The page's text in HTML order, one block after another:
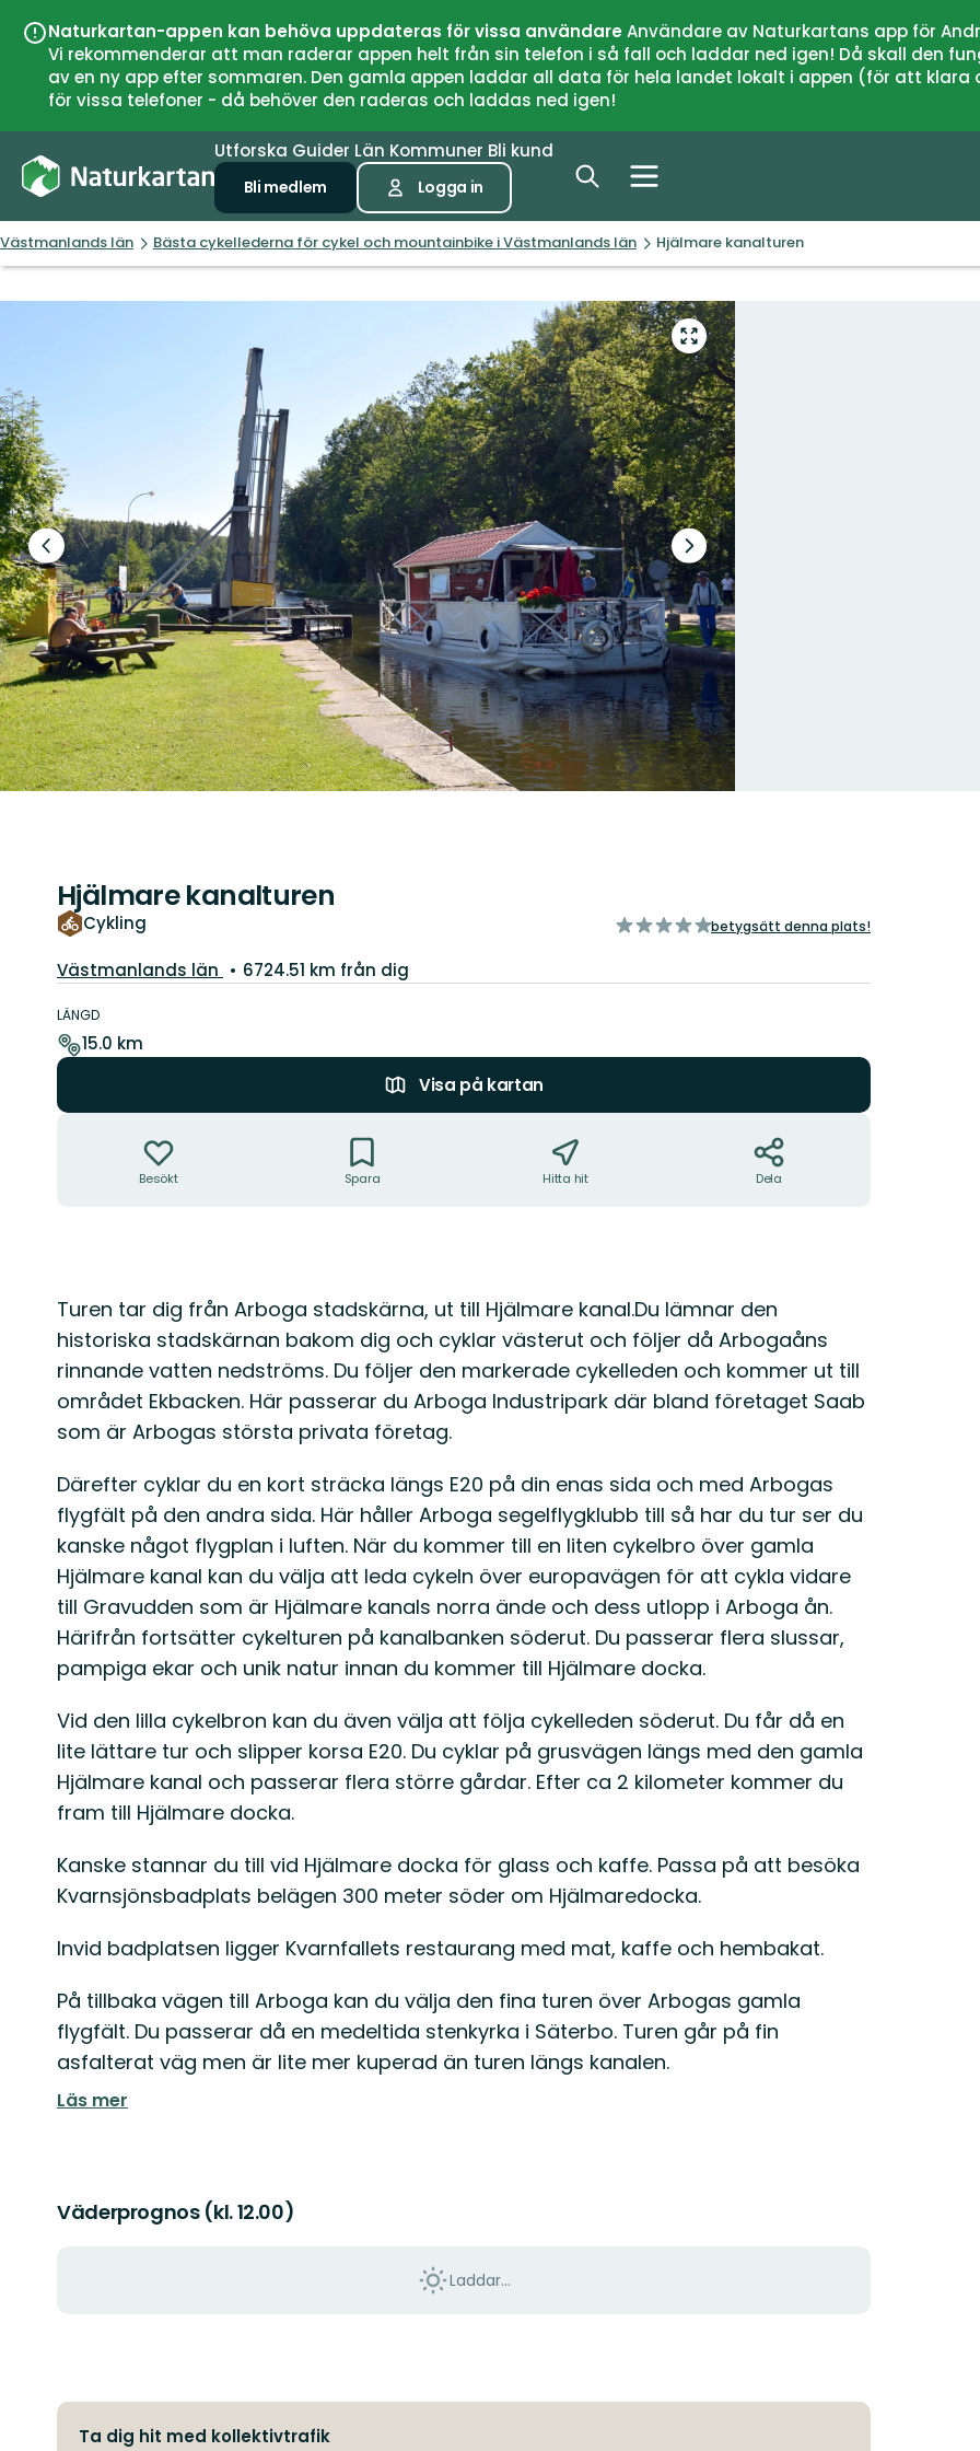
Naturkartan-appen kan behöva uppdateras för vissa användareAnvändare av Naturkartans app för
Vi rekommenderar att man raderar appen helt från sin telefon i så fall och laddar ned igen! Då skall den
av en ny app efter sommaren. Den gamla appen laddar all data för hela landet lokalt i appen (för att
för vissa telefoner - då behöver den raderas och laddas ned igen!
Utforska Guider Län Kommuner Bli kund
Bli medlem Logga in
Västmanlands län Bästa cykellederna för cykel och mountainbike i Västmanlands län Hjälmare kanalturen
Gå
till
helskärmsläge
Föregående
bild
Nästa
bildspel
Hjälmare kanalturen
Cykling
av
betygsätt denna plats!
Län:
Västmanlands län 6724.51 km från dig
om
leden
LÄNGD
15.0 km
Visa på kartan
Besökt Spara Hitta hit Dela
Beskrivning
Turen tar dig från Arboga stadskärna, ut till Hjälmare kanal.Du lämnar den
historiska stadskärnan bakom dig och cyklar västerut och följer då Arbogaåns
rinnande vatten nedströms. Du följer den markerade cykelleden och kommer ut till
området Ekbacken. Här passerar du Arboga Industripark där bland företaget Saab
som är Arbogas största privata företag.
Därefter cyklar du en kort sträcka längs E20 på din enas sida och med Arbogas
flygfält på den andra sida. Här håller Arboga segelflygklubb till så har du tur ser du
kanske något flygplan i luften. När du kommer till en liten cykelbro över gamla
Hjälmare kanal kan du välja att leda cykeln över europavägen för att cykla vidare
till Gravudden som är Hjälmare kanals norra ände och dess utlopp i Arboga ån.
Härifrån fortsätter cykelturen på kanalbanken söderut. Du passerar flera slussar,
pampiga ekar och unik natur innan du kommer till Hjälmare docka.
Vid den lilla cykelbron kan du även välja att följa cykelleden söderut. Du får då en
lite lättare tur och slipper korsa E20. Du cyklar på grusvägen längs med den gamla
Hjälmare kanal och passerar flera större gårdar. Efter ca 2 kilometer kommer du
fram till Hjälmare docka.
Kanske stannar du till vid Hjälmare docka för glass och kaffe. Passa på att besöka
Kvarnsjönsbadplats belägen 300 meter söder om Hjälmaredocka.
Invid badplatsen ligger Kvarnfallets restaurang med mat, kaffe och hembakat.
På tillbaka vägen till Arboga kan du välja den fina turen över Arbogas gamla
flygfält. Du passerar då en medeltida stenkyrka i Säterbo. Turen går på fin
asfalterat väg men är lite mer kuperad än turen längs kanalen.
Läs mer
Väderprognos (kl. 12.00)
Laddar...
Ta dig hit med kollektivtrafik